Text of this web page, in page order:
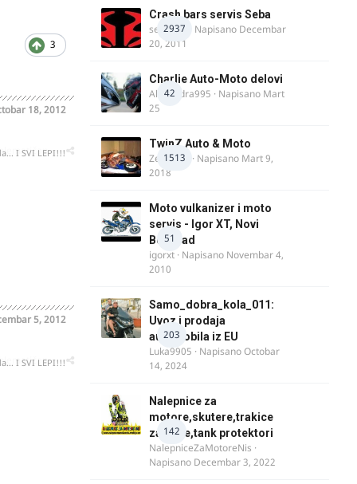
3
18, 2012
I SVI LEPI!!!
5, 2012
I SVI LEPI!!!
2937
Crash bars servis Seba
seba011 · Napisano Decembar
20, 2011
42
Charlie Auto-Moto delovi
Alexandra995 · Napisano Mart
25
1513
TwinZ Auto & Moto
Zeljkamp · Napisano Mart 9,
2018
51
Moto vulkanizer i moto
servis - Igor XT, Novi
Beograd
igorxt · Napisano Novembar 4,
2010
203
Samo_dobra_kola_011:
Uvoz i prodaja
automobila iz EU
Luka9905 · NapisanoOctobar
14, 2024
142
Nalepnice za
motore,skutere,trakice
za felne,tank protektori
NalepniceZaMotoreNis ·
Napisano Decembar 3, 2022